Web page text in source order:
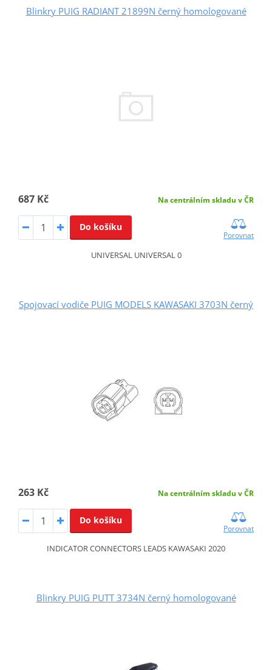
Blinkry PUIG RADIANT 21899N černý homologované
687 Kč Na centrálním skladu v ČR
Do košíku
Porovnat
UNIVERSAL UNIVERSAL 0
Spojovací vodiče PUIG MODELS KAWASAKI 3703N černý
263 Kč Na centrálním skladu v ČR
Do košíku
Porovnat
INDICATOR CONNECTORS LEADS KAWASAKI 2020
Blinkry PUIG PUTT 3734N černý homologované